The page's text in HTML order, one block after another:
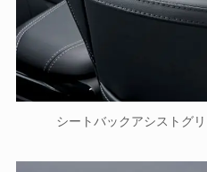
シートバックアシストグ